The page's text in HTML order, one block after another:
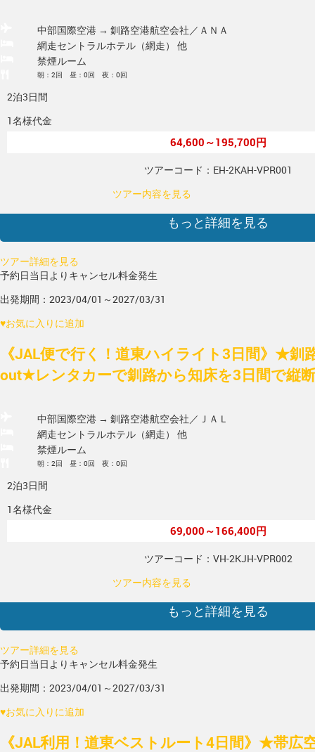
中部国際空港 → 釧路空港航空会社／ＡＮＡ
網走セントラルホテル（網走） 他
禁煙ルーム
朝：2回 昼：0回 夜：0回
2泊3日間
1名様代金
64,600～195,700円
ツアーコード：EH-2KAH-VPR001
ツアー内容を見る
もっと詳細を見る
ツアー詳細を見る
予約日当日よりキャンセル料金発生
出発期間：2023/04/01～2027/03/31
♥お気に入りに追加
《JAL便で行く！道東ハイライト3日間》★釧
out★レンタカーで釧路から知床を3日間で縦
中部国際空港 → 釧路空港航空会社／ＪＡＬ
網走セントラルホテル（網走） 他
禁煙ルーム
朝：2回 昼：0回 夜：0回
2泊3日間
1名様代金
69,000～166,400円
ツアーコード：VH-2KJH-VPR002
ツアー内容を見る
もっと詳細を見る
ツアー詳細を見る
予約日当日よりキャンセル料金発生
出発期間：2023/04/01～2027/03/31
♥お気に入りに追加
《JAL利用！道東ベストルート4日間》★帯広